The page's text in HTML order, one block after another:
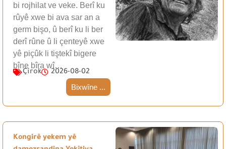
bi rojhilat ve veke. Berî ku
rûyê xwe bi ava sar an a
germ bişo, û berî ku li ber
derî rûne û li çenteyê xwe
yê piçûk li tiştekî bigere
bîne bîra wî…
Çîrok 2026-08-02
Bixwîne ...
Kongirê yekem yê